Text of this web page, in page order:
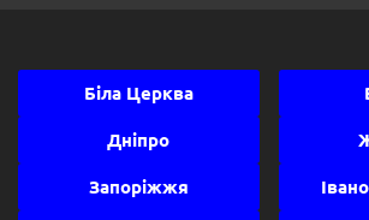
Біла Церква
Дніпро
Запоріжжя